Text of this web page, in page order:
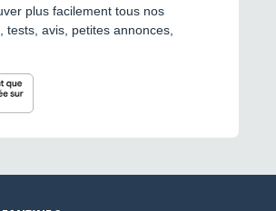
plus facilement tous nos
tests, avis, petites annonces,